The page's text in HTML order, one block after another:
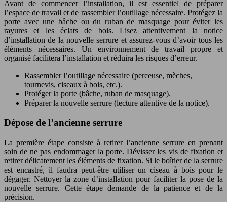
Avant de commencer l’installation, il est essentiel de préparer
l’espace de travail et de rassembler l’outillage nécessaire. Protégez la
porte avec une bâche ou du ruban de masquage pour éviter les
rayures et les éclats de bois. Lisez attentivement la notice
d’installation de la nouvelle serrure et assurez-vous d’avoir tous les
éléments nécessaires. Un environnement de travail propre et
organisé facilitera l’installation et réduira les risques d’erreur.
Rassembler l’outillage nécessaire (perceuse, mèches,
tournevis, ciseaux à bois, etc.).
Protéger la porte (bâche, ruban de masquage).
Préparer la nouvelle serrure (lecture attentive de la notice).
Dépose de l’ancienne serrure
La première étape consiste à retirer l’ancienne serrure en prenant
soin de ne pas endommager la porte. Dévisser les vis de fixation et
retirer délicatement les éléments de fixation. Si le boîtier de la serrure
est encastré, il faudra peut-être utiliser un ciseau à bois pour le
dégager. Nettoyer la zone d’installation pour faciliter la pose de la
nouvelle serrure. Cette étape demande de la patience et de la
précision.